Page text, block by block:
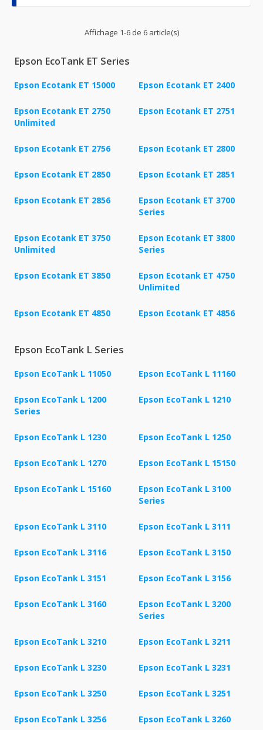
Affichage 1-6 de 6 article(s)
Epson EcoTank ET Series
Epson Ecotank ET 15000 Epson Ecotank ET 2400
Epson Ecotank ET 2750
Unlimited
Epson Ecotank ET 2751
Epson Ecotank ET 2756 Epson Ecotank ET 2800
Epson Ecotank ET 2850 Epson Ecotank ET 2851
Epson Ecotank ET 2856
Epson Ecotank ET 3700
Series
Epson Ecotank ET 3750
Unlimited
Epson Ecotank ET 3800
Series
Epson Ecotank ET 3850
Epson Ecotank ET 4750
Unlimited
Epson Ecotank ET 4850 Epson Ecotank ET 4856
Epson EcoTank L Series
Epson EcoTank L 11050 Epson EcoTank L 11160
Epson EcoTank L 1200
Series
Epson EcoTank L 1210
Epson EcoTank L 1230 Epson EcoTank L 1250
Epson EcoTank L 1270 Epson EcoTank L 15150
Epson EcoTank L 15160
Epson EcoTank L 3100
Series
Epson EcoTank L 3110 Epson EcoTank L 3111
Epson EcoTank L 3116 Epson EcoTank L 3150
Epson EcoTank L 3151 Epson EcoTank L 3156
Epson EcoTank L 3160
Epson EcoTank L 3200
Series
Epson EcoTank L 3210 Epson EcoTank L 3211
Epson EcoTank L 3230 Epson EcoTank L 3231
Epson EcoTank L 3250 Epson EcoTank L 3251
Epson EcoTank L 3256 Epson EcoTank L 3260